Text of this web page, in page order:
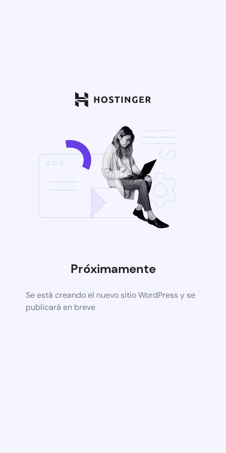
Próximamente
Se está creando el nuevo sitio WordPress y se
publicará en breve